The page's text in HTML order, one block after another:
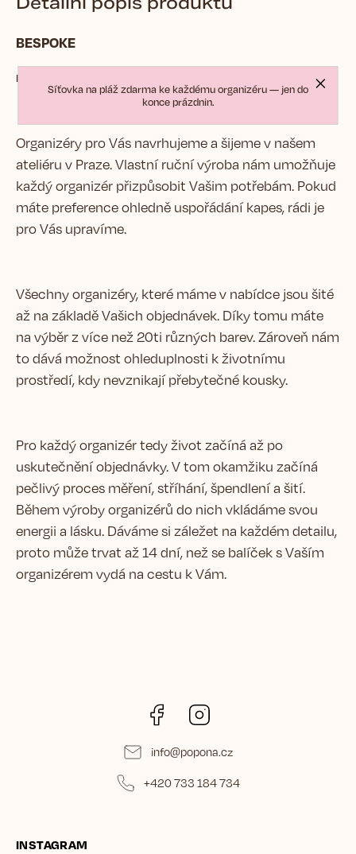
Síťovka na pláž zdarma ke každému organizéru — jen do
konce prázdnin.
BESPOKE
na zakázku, na míru
Organizéry pro Vás navrhujeme a šijeme v našem
ateliéru v Praze. Vlastní ruční výroba nám umožňuje
každý organizér přizpůsobit Vašim potřebám. Pokud
máte preference ohledně uspořádání kapes, rádi je
pro Vás upravíme.
Všechny organizéry, které máme v nabídce jsou šité
až na základě Vašich objednávek. Díky tomu máte
na výběr z více než 20ti různých barev. Zároveň nám
to dává možnost ohleduplnosti k životnímu
prostředí, kdy nevznikají přebytečné kousky.
Pro každý organizér tedy život začíná až po
uskutečnění objednávky. V tom okamžiku začíná
pečlivý proces měření, stříhání, špendlení a šití.
Během výroby organizérů do nich vkládáme svou
energii a lásku. Dáváme si záležet na každém detailu,
proto může trvat až 14 dní, než se balíček s Vaším
organizérem vydá na cestu k Vám.
Facebook
info@popona.cz
+420 733 184 734
INSTAGRAM